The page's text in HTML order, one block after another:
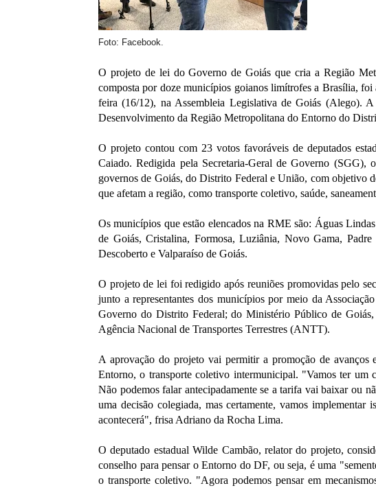
Foto: Facebook.
O projeto de lei do Governo de Goiás que cria a Região
composta por doze municípios goianos limítrofes a Brasília, foi
feira (16/12), na Assembleia Legislativa de Goiás (Alego).
Desenvolvimento da Região Metropolitana do Entorno do
O projeto contou com 23 votos favoráveis de deputados
Caiado. Redigida pela Secretaria-Geral de Governo (SGG),
governos de Goiás, do Distrito Federal e União, com objetivo
que afetam a região, como transporte coletivo, saúde,
Os municípios que estão elencados na RME são: Águas
de Goiás, Cristalina, Formosa, Luziânia, Novo Gama,
Descoberto e Valparaíso de Goiás.
O projeto de lei foi redigido após reuniões promovidas pelo
junto a representantes dos municípios por meio da
Governo do Distrito Federal; do Ministério Público de
Agência Nacional de Transportes Terrestres (ANTT).
A aprovação do projeto vai permitir a promoção de avanços
Entorno, o transporte coletivo intermunicipal. "Vamos ter um
Não podemos falar antecipadamente se a tarifa vai baixar ou
uma decisão colegiada, mas certamente, vamos implementar
acontecerá", frisa Adriano da Rocha Lima.
O deputado estadual Wilde Cambão, relator do projeto,
conselho para pensar o Entorno do DF, ou seja, é uma
o transporte coletivo. "Agora podemos pensar em